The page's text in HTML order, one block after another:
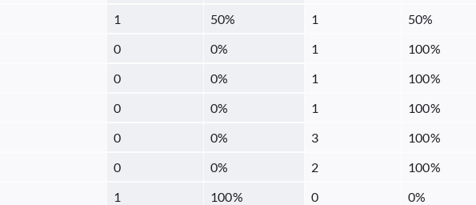
1 50% 1 50%
0 0% 1 100%
0 0% 1 100%
0 0% 1 100%
0 0% 3 100%
0 0% 2 100%
1 100% 0 0%